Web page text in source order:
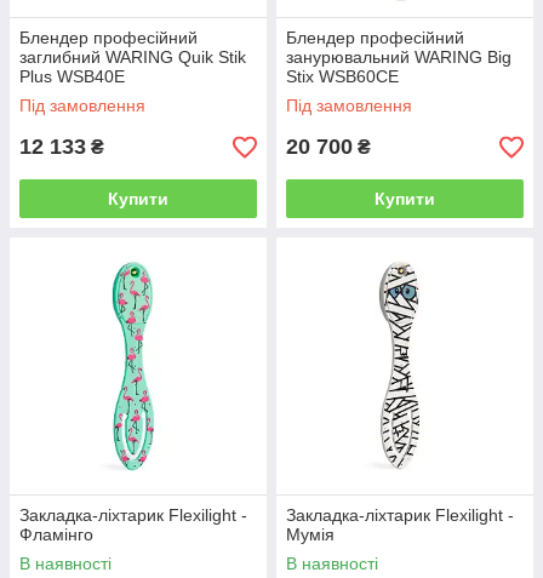
Блендер професійний
заглибний WARING Quik Stik
Plus WSB40E
Під замовлення
12 133 ₴
Купити
Блендер професійний
занурювальний WARING Big
Stix WSB60CE
Під замовлення
20 700 ₴
Купити
Закладка-ліхтарик Flexilight -
Фламінго
В наявності
Закладка-ліхтарик Flexilight -
Мумія
В наявності